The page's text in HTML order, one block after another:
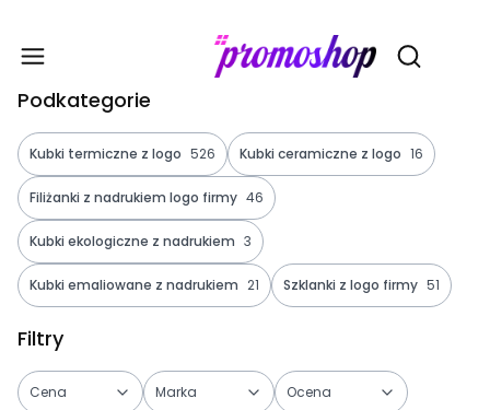
Otwórz
Podkategorie
Kubki termiczne z logo 526 Kubki ceramiczne z logo 16
Filiżanki z nadrukiem logo firmy 46
Kubki ekologiczne z nadrukiem 3
Kubki emaliowane z nadrukiem 21 Szklanki z logo firmy 51
Filtry
Cena Marka Ocena